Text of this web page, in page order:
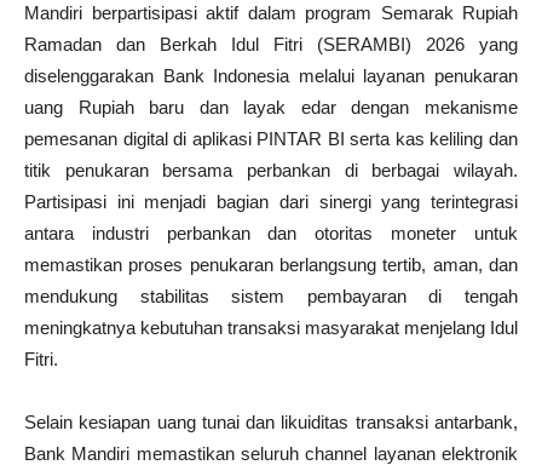
Mandiri berpartisipasi aktif dalam program Semarak Rupiah
Ramadan dan Berkah Idul Fitri (SERAMBI) 2026 yang
diselenggarakan Bank Indonesia melalui layanan penukaran
uang Rupiah baru dan layak edar dengan mekanisme
pemesanan digital di aplikasi PINTAR BI serta kas keliling dan
titik penukaran bersama perbankan di berbagai wilayah.
Partisipasi ini menjadi bagian dari sinergi yang terintegrasi
antara industri perbankan dan otoritas moneter untuk
memastikan proses penukaran berlangsung tertib, aman, dan
mendukung stabilitas sistem pembayaran di tengah
meningkatnya kebutuhan transaksi masyarakat menjelang Idul
Fitri.
Selain kesiapan uang tunai dan likuiditas transaksi antarbank,
Bank Mandiri memastikan seluruh channel layanan elektronik